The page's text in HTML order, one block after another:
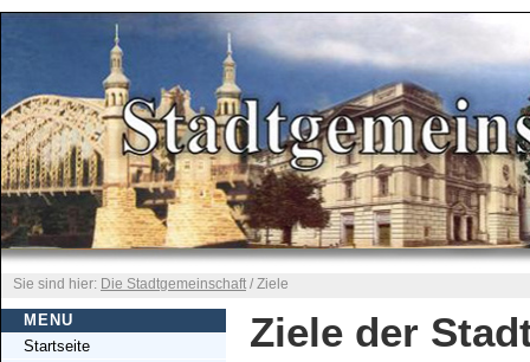
Sie sind hier: Die Stadtgemeinschaft / Ziele
MENU
Startseite
Ziele der